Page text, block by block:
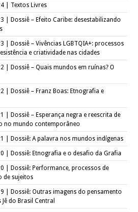
| Textos Livres
| Dossiê – Efeito Caribe: desestabilizando
| Dossiê – Vivências LGBTQIA+: processos
e criatividade nas cidades
| Dossiê – Quais mundos em ruínas? O
| Dossiê – Franz Boas: Etnografia e
| Dossiê – Esperança negra e reescrita de
no mundo contemporâneo
| Dossiê: A palavra nos mundos indígenas
| Dossiê: Etnografia e o desafio da Grafia
| Dossiê: Performance, processos de
de sujeitos
| Dossiê: Outras imagens do pensamento
do Brasil Central